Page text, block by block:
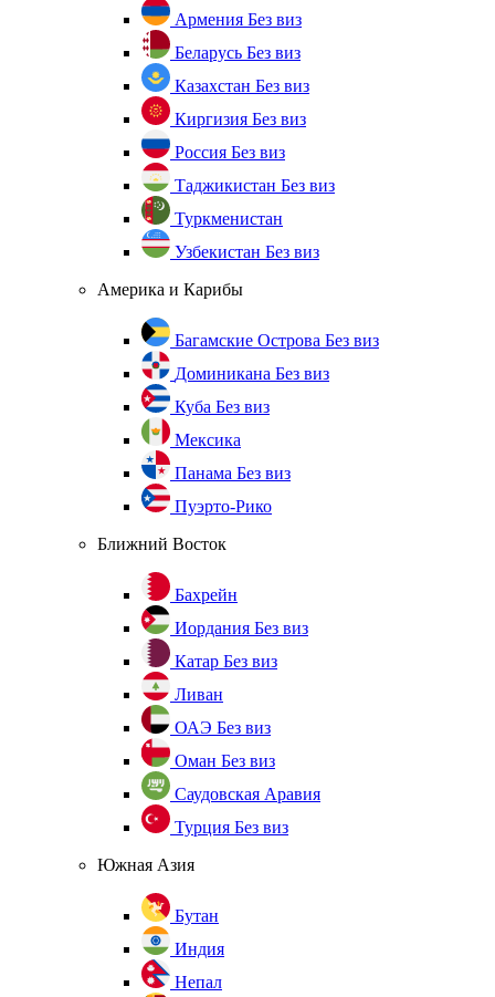
Армения Без виз
Беларусь Без виз
Казахстан Без виз
Киргизия Без виз
Россия Без виз
Таджикистан Без виз
Туркменистан
Узбекистан Без виз
Америка и Карибы
Багамские Острова Без виз
Доминикана Без виз
Куба Без виз
Мексика
Панама Без виз
Пуэрто-Рико
Ближний Восток
Бахрейн
Иордания Без виз
Катар Без виз
Ливан
ОАЭ Без виз
Оман Без виз
Саудовская Аравия
Турция Без виз
Южная Азия
Бутан
Индия
Непал